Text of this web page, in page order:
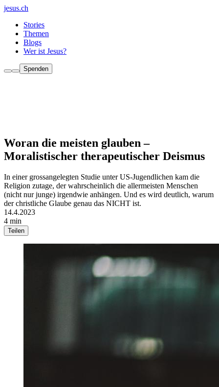
jesus.ch
Stories
Themen
Blogs
Wer ist Jesus?
Spenden
Woran die meisten glauben –
Moralistischer therapeutischer Deismus
In einer grossangelegten Studie unter US-Jugendlichen kam die
Religion zutage, der wahrscheinlich die allermeisten Menschen
(nicht nur junge) irgendwie anhängen. Und es wird deutlich, warum
der christliche Glaube genau das NICHT ist.
14.4.2023
4 min
Teilen